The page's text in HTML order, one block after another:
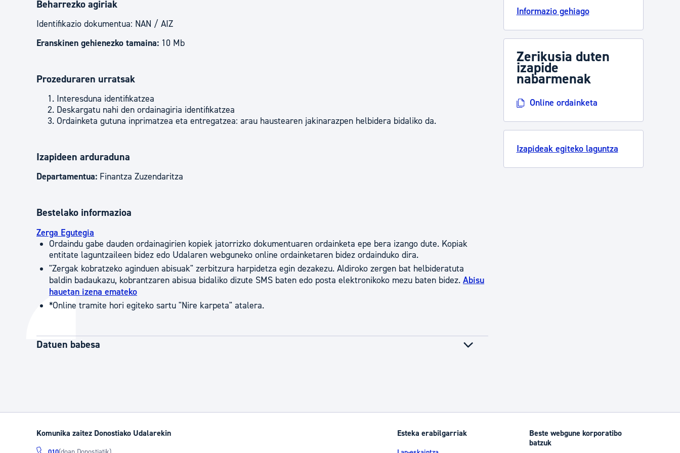
Beharrezko agiriak
Identifikazio dokumentua: NAN / AIZ
Eranskinen gehienezko tamaina: 10 Mb
Prozeduraren urratsak
Interesduna identifikatzea
Deskargatu nahi den ordainagiria identifikatzea
Ordainketa gutuna inprimatzea eta entregatzea: arau haustearen jakinarazpen helbidera bidaliko da.
Izapideen arduraduna
Departamentua: Finantza Zuzendaritza
Bestelako informazioa
Zerga Egutegia
Ordaindu gabe dauden ordainagirien kopiek jatorrizko dokumentuaren ordainketa epe bera izango dute. Kopiak
entitate laguntzaileen bidez edo Udalaren webguneko online ordainketaren bidez ordainduko dira.
"Zergak kobratzeko aginduen abisuak" zerbitzura harpidetza egin dezakezu. Aldiroko zergen bat helbideratuta
baldin badaukazu, kobrantzaren abisua bidaliko dizute SMS baten edo posta elektronikoko mezu baten bidez. Abisu
hauetan izena emateko
*Online tramite hori egiteko sartu "Nire karpeta" atalera.
Datuen babesa
Informazio gehiago
Zerikusia duten
izapide
nabarmenak
Online ordainketa
Izapideak egiteko laguntza
Komunika zaitez Donostiako Udalarekin Esteka erabilgarriak
Beste webgune korporatibo
batzuk